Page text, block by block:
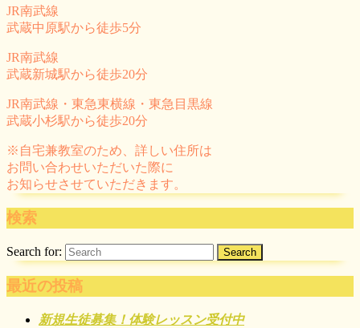
JR南武線
武蔵中原駅から徒歩5分
JR南武線
武蔵新城駅から徒歩20分
JR南武線・東急東横線・東急目黒線
武蔵小杉駅から徒歩20分
※自宅兼教室のため、詳しい住所は
お問い合わせいただいた際に
お知らせさせていただきます。
検索
Search for:
最近の投稿
新規生徒募集！体験レッスン受付中